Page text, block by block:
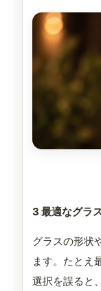
3 最適なグラ
グラスの形状
ます。たとえ
選択を誤ると